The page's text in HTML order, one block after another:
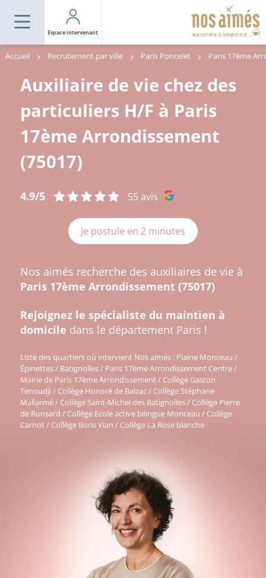
Espace intervenant
Accueil Recrutement par ville Paris Poncelet
Auxiliaire de vie chez des
particuliers H/F à Paris
17ème Arrondissement
(75017)
4.9/5 55 avis
Je postule en 2 minutes
Nos aimés recherche des auxiliaires de vie à
Paris 17ème Arrondissement (75017)
Rejoignez le spécialiste du maintien à
domicile dans le département Paris !
Liste des quartiers où intervient Nos aimés : Plaine Monceau /
Épinettes / Batignolles / Paris 17ème Arrondissement Centre /
Mairie de Paris 17ème Arrondissement / Collège Gaston
Tenoudji / Collège Honoré de Balzac / Collège Stéphane
Mallarmé / Collège Saint-Michel des Batignolles / Collège Pierre
de Ronsard / Collège Ecole active bilingue Monceau / Collège
Carnot / Collège Boris Vian / Collège La Rose blanche